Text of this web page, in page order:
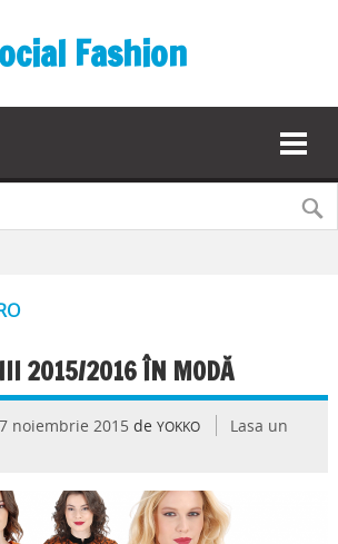
Fashion
2015/2016 ÎN MODĂ
noiembrie 2015 de YOKKO
Lasa un